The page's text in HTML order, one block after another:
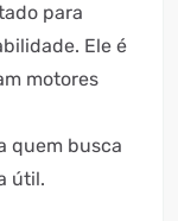
para
Ele é
motores
quem busca
útil.